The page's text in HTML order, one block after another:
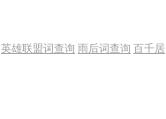
英雄联盟词查询 雨后词查询 百千居